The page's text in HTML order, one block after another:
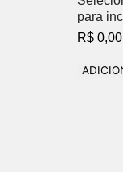
para
R$ 0,00